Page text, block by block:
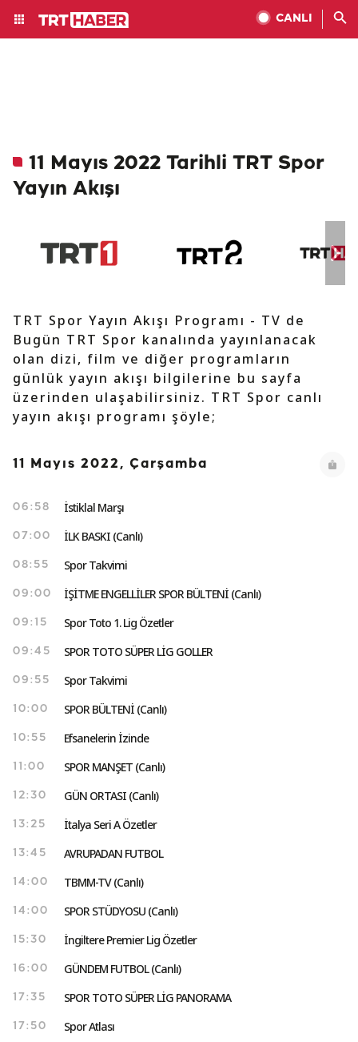
CANLI
11 Mayıs 2022 Tarihli TRT Spor
Yayın Akışı
TRT Spor Yayın Akışı Programı - TV de
Bugün TRT Spor kanalında yayınlanacak
olan dizi, film ve diğer programların
günlük yayın akışı bilgilerine bu sayfa
üzerinden ulaşabilirsiniz. TRT Spor canlı
yayın akışı programı şöyle;
11 Mayıs 2022, Çarşamba
06:58 İstiklal Marşı
07:00 İLK BASKI (Canlı)
08:55 Spor Takvimi
09:00 İŞİTME ENGELLİLER SPOR BÜLTENİ (Canlı)
09:15 Spor Toto 1. Lig Özetler
09:45 SPOR TOTO SÜPER LİG GOLLER
09:55 Spor Takvimi
10:00 SPOR BÜLTENİ (Canlı)
10:55 Efsanelerin İzinde
11:00 SPOR MANŞET (Canlı)
12:30 GÜN ORTASI (Canlı)
13:25 İtalya Seri A Özetler
13:45 AVRUPADAN FUTBOL
14:00 TBMM-TV (Canlı)
14:00 SPOR STÜDYOSU (Canlı)
15:30 İngiltere Premier Lig Özetler
16:00 GÜNDEM FUTBOL (Canlı)
17:35 SPOR TOTO SÜPER LİG PANORAMA
17:50 Spor Atlası